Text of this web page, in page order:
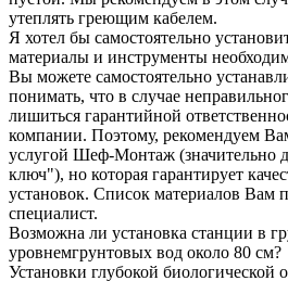
утеплять греющим кабелем.
Я хотел бы самостоятельно
материалы и инструменты
Вы можете самостоятельно
понимать, что в случае
лишиться гарантийной
компании. Поэтому, рекомендуем
услугой Шеф-Монтаж (значительно
ключ"), но которая гарантирует
установок. Список материалов Вам
специалист.
Возможна ли установка станции в
уровнемгрунтовых вод около 80 см?
Установки глубокой биологической